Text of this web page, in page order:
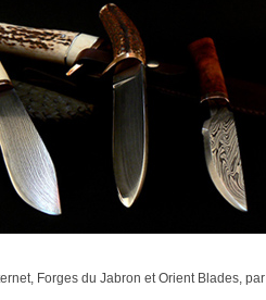
Forges du Jabron et Orient Blades, par